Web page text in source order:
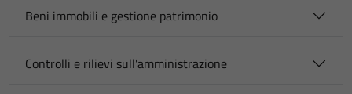
Beni immobili e gestione patrimonio
Controlli e rilievi sull'amministrazione